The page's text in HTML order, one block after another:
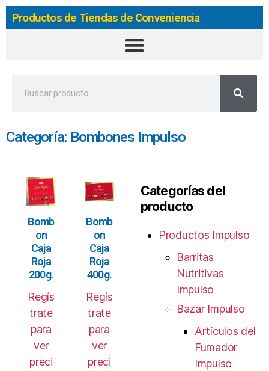
Productos de Tiendas de Conveniencia
Categoría: Bombones Impulso
Bomb
on
Caja
Roja
200g.
Regís
trate
para
ver
preci
Bomb
on
Caja
Roja
400g.
Regís
trate
para
ver
preci
Categorías del
producto
Productos Impulso
Barritas
Nutritivas
Impulso
Bazar Impulso
Artículos del
Fumador
Impulso